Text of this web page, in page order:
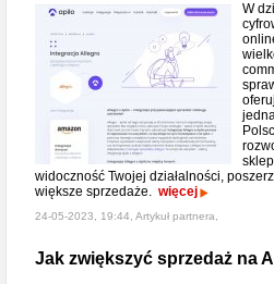
W
widoczność Twojej działalności,
większe sprzedaże. więcej
24-05-2023, 19:44, Artykuł partnera,
Jak zwiększyć sprzedaż na